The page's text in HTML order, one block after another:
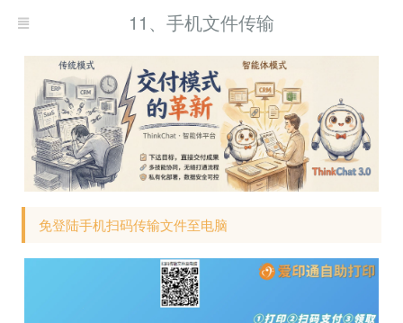
11、手机文件传输
免登陆手机扫码传输文件至电脑